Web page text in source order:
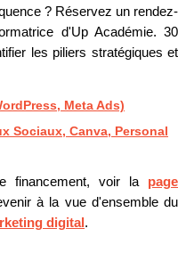
? Réservez un rendez-
d'Up Académie. 30
les piliers stratégiques et
Meta Ads)
Sociaux, Canva, Personal
financement, voir la page
à la vue d'ensemble du
digital .